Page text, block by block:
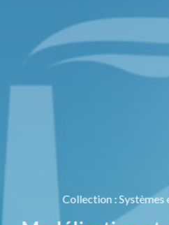
Collection : Systèmes